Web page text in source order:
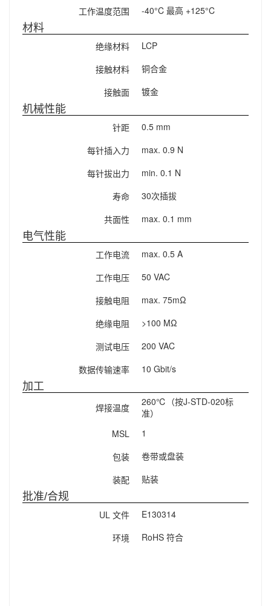
工作温度范围
-40°C 最高 +125°C
材料
绝缘材料
LCP
接触材料
铜合金
接触面
镀金
机械性能
针距
0.5 mm
每针插入力
max. 0.9 N
每针拔出力
min. 0.1 N
寿命
30次插拔
共面性
max. 0.1 mm
电气性能
工作电流
max. 0.5 A
工作电压
50 VAC
接触电阻
max. 75mΩ
绝缘电阻
>100 MΩ
测试电压
200 VAC
数据传输速率
10 Gbit/s
加工
焊接温度
260℃（按J-STD-020标
准）
MSL
1
包装
卷带或盘装
装配
贴装
批准/合规
UL 文件
E130314
环境
RoHS 符合